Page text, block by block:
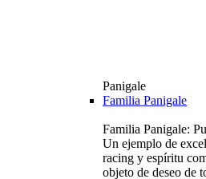
Panigale
Familia Panigale
Familia Panigale:
Un ejemplo de
racing y espíritu
objeto de deseo de